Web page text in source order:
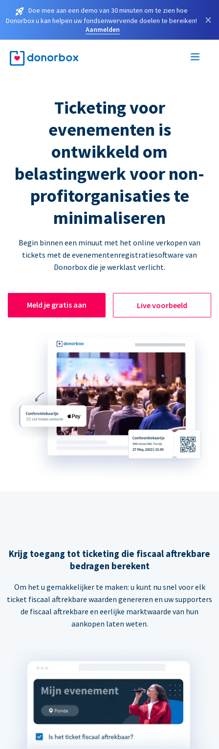
Doe mee aan een demo van 30 minuten om te zien hoe
Donorbox u kan helpen uw fondsenwervende doelen te bereiken!
Aanmelden
×
Ticketing voor
evenementen is
ontwikkeld om
belastingwerk voor non-
profitorganisaties te
minimaliseren
Begin binnen een minuut met het online verkopen van
tickets met de evenementenregistratiesoftware van
Donorbox die je werklast verlicht.
Meld je gratis aan Live voorbeeld
Krijg toegang tot ticketing die fiscaal aftrekbare
bedragen berekent
Om het u gemakkelijker te maken: u kunt nu snel voor elk
ticket fiscaal aftrekbare waarden genereren en uw supporters
de fiscaal aftrekbare en eerlijke marktwaarde van hun
aankopen laten weten.